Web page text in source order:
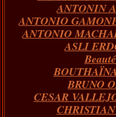
Février
Mars
Février
Avril
Mars
Février
Janvier
ANTONIN
ANTONIO
ANTONIO
ASLI
BRUNO
CESAR